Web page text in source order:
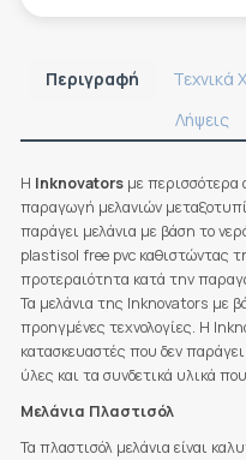
Περιγραφή
Τεχνικά
Λήψεις
Η Inknovatorsμε περισσότερα
παραγωγή μελανιών
παράγει μελάνια με βάση το
plastisol free pvc καθιστώντας
προτεραιότητα κατά την
Τα μελάνια της Inknovators με
προηγμένες τεχνολογίες. Η
κατασκευαστές που δεν
ύλες και τα συνδετικά υλικά
Μελάνια Πλαστισόλ
Τα πλαστισόλ μελάνια είναι